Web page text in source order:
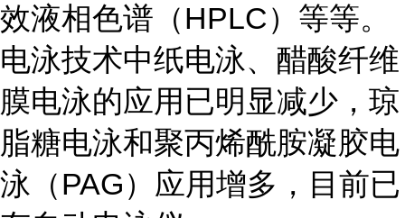
效液相色谱（HPLC）等等。
电泳技术中纸电泳、醋酸纤维
膜电泳的应用已明显减少，琼
脂糖电泳和聚丙烯酰胺凝胶电
泳（PAG）应用增多，目前已